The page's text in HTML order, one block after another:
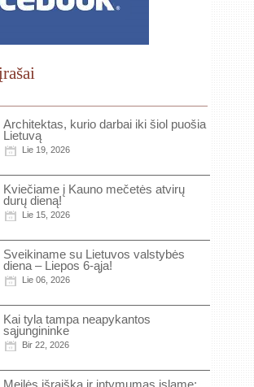
Architektas, kurio darbai iki šiol puošia
Lietuvą
Lie 19, 2026
Kviečiame į Kauno mečetės atvirų
durų dieną!
Lie 15, 2026
Sveikiname su Lietuvos valstybės
diena – Liepos 6-ąja!
Lie 06, 2026
Kai tyla tampa neapykantos
sąjungininke
Bir 22, 2026